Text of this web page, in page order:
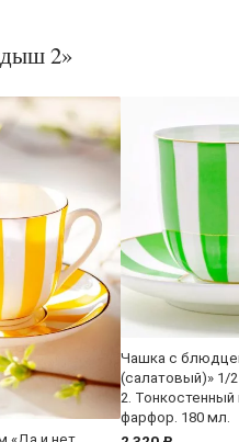
2»
Чашка с
(салатовый)»
2. Тонкостенный
фарфор. 180 мл.